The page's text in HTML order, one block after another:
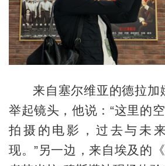
来自塞尔维亚的德拉加
举起镜头，他说：“这里的
拍摄的电影，过去与未
现。”另一边，来自埃及的